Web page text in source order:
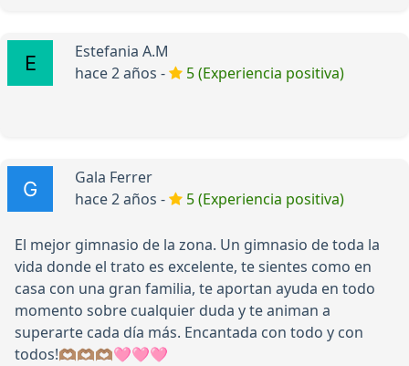
Estefania A.M
hace 2 años -
5 (Experiencia positiva)
Gala Ferrer
hace 2 años -
5 (Experiencia positiva)
El mejor gimnasio de la zona. Un gimnasio de toda la
vida donde el trato es excelente, te sientes como en
casa con una gran familia, te aportan ayuda en todo
momento sobre cualquier duda y te animan a
superarte cada día más. Encantada con todo y con
todos!🫶🏽🫶🏽🫶🏽🩷🩷🩷